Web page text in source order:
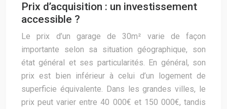
Prix d’acquisition : un investissement
accessible ?
Le prix d’un garage de 30m² varie de façon
importante selon sa situation géographique, son
état général et ses particularités. En général, son
prix est bien inférieur à celui d’un logement de
superficie équivalente. Dans les grandes villes, le
prix peut varier entre 40 000€ et 150 000€, tandis